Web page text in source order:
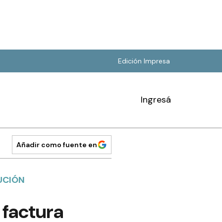
Edición Impresa
Ingresá
Añadir como fuente en
factura